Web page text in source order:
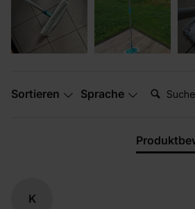
Sortieren Sprache Suchen:
K